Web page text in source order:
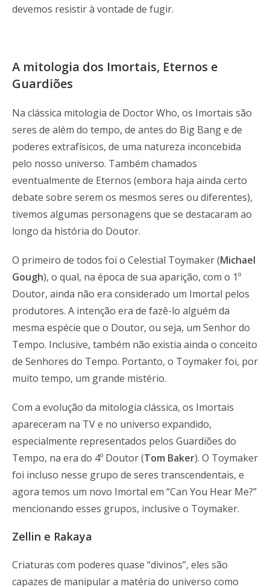
devemos resistir à vontade de fugir.
A mitologia dos Imortais, Eternos e
Guardiões
Na clássica mitologia de Doctor Who, os Imortais são
seres de além do tempo, de antes do Big Bang e de
poderes extrafísicos, de uma natureza inconcebida
pelo nosso universo. Também chamados
eventualmente de Eternos (embora haja ainda certo
debate sobre serem os mesmos seres ou diferentes),
tivemos algumas personagens que se destacaram ao
longo da história do Doutor.
O primeiro de todos foi o Celestial Toymaker (Michael
Gough), o qual, na época de sua aparição, com o 1º
Doutor, ainda não era considerado um Imortal pelos
produtores. A intenção era de fazê-lo alguém da
mesma espécie que o Doutor, ou seja, um Senhor do
Tempo. Inclusive, também não existia ainda o conceito
de Senhores do Tempo. Portanto, o Toymaker foi, por
muito tempo, um grande mistério.
Com a evolução da mitologia clássica, os Imortais
apareceram na TV e no universo expandido,
especialmente representados pelos Guardiões do
Tempo, na era do 4º Doutor (Tom Baker). O Toymaker
foi incluso nesse grupo de seres transcendentais, e
agora temos um novo Imortal em “Can You Hear Me?”
mencionando esses grupos, inclusive o Toymaker.
Zellin e Rakaya
Criaturas com poderes quase “divinos”, eles são
capazes de manipular a matéria do universo como